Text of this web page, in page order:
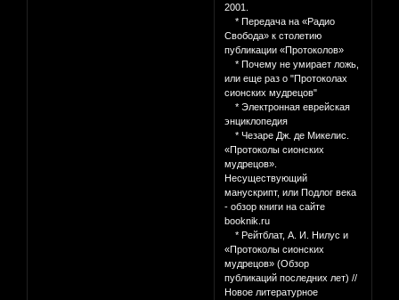
2001.
* Передача на «Радио
Свобода» к столетию
публикации «Протоколов»
* Почему не умирает ложь,
или еще раз о "Протоколах
сионских мудрецов"
* Электронная еврейская
энциклопедия
* Чезаре Дж. де Микелис.
«Протоколы сионских
мудрецов».
Несуществующий
манускрипт, или Подлог века
- обзор книги на сайте
booknik.ru
* Рейтблат, А. И. Нилус и
«Протоколы сионских
мудрецов» (Обзор
публикаций последних лет) //
Новое литературное